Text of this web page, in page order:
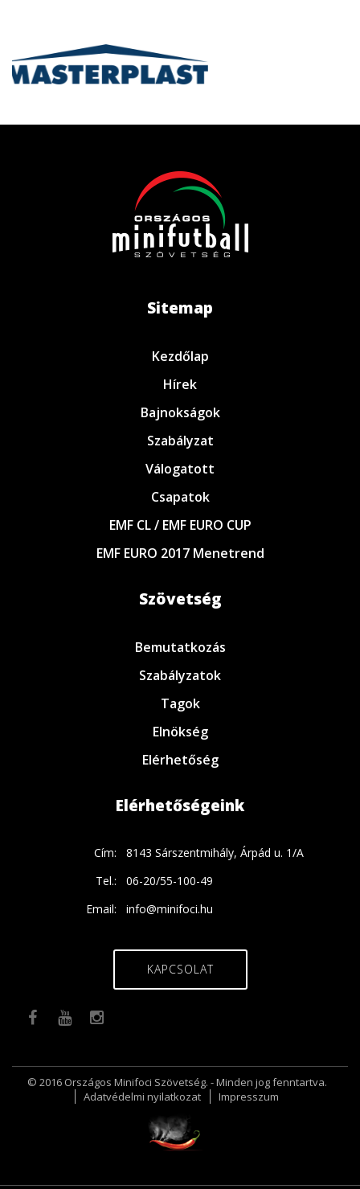
Sitemap
Kezdőlap
Hírek
Bajnokságok
Szabályzat
Válogatott
Csapatok
EMF CL / EMF EURO CUP
EMF EURO 2017 Menetrend
Szövetség
Bemutatkozás
Szabályzatok
Tagok
Elnökség
Elérhetőség
Elérhetőségeink
Cím:
8143 Sárszentmihály, Árpád u. 1/A
Tel.:
06-20/55-100-49
Email:
info@minifoci.hu
KAPCSOLAT
© 2016 Országos Minifoci Szövetség. - Minden jog fenntartva.
Adatvédelmi nyilatkozat
Impresszum